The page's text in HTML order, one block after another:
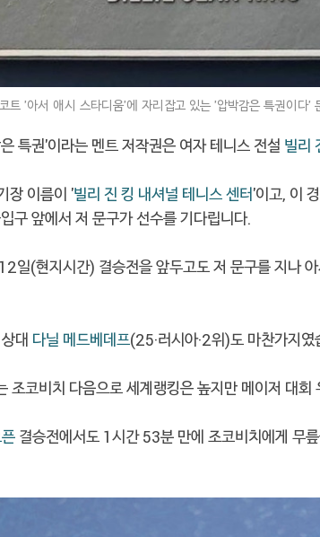
트 '아서 애시 스타디움'에 자리잡고 있는 '압박감은 특권이다'
특권'이라는 멘트 저작권은 여자 테니스 전설 빌리
장 이름이 '빌리 진 킹 내셔널 테니스 센터'이고, 이
구 앞에서 저 문구가 선수를 기다립니다.
일(현지시간) 결승전을 앞두고도 저 문구를 지나
대 다닐 메드베데프(25·러시아·2위)도 마찬가지였
조코비치 다음으로 세계랭킹은 높지만 메이저 대
결승전에서도 1시간 53분 만에 조코비치에게 무